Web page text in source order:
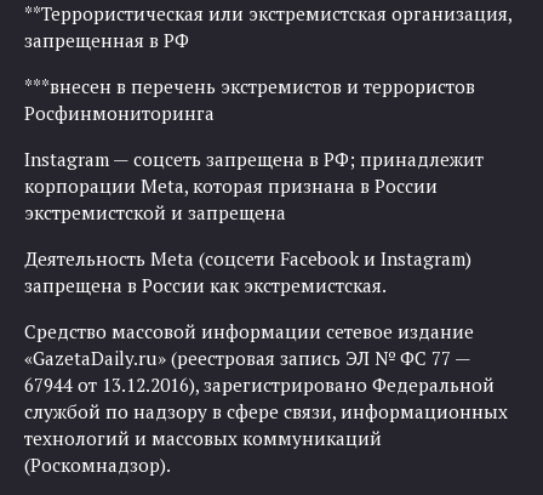
**Террористическая или экстремистская организация,
запрещенная в РФ
***внесен в перечень экстремистов и террористов
Росфинмониторинга
Instagram — соцсеть запрещена в РФ; принадлежит
корпорации Meta, которая признана в России
экстремистской и запрещена
Деятельность Meta (соцсети Facebook и Instagram)
запрещена в России как экстремистская.
Средство массовой информации сетевое издание
«GazetaDaily.ru» (реестровая запись ЭЛ № ФС 77 —
67944 от 13.12.2016), зарегистрировано Федеральной
службой по надзору в сфере связи, информационных
технологий и массовых коммуникаций
(Роскомнадзор).